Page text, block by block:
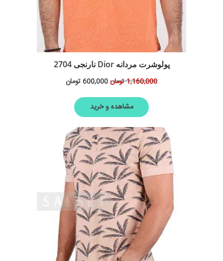
پولوشرت مردانه Dior نارنجی 2704
1,160,000تومان600,000تومان
مشاهده و خرید